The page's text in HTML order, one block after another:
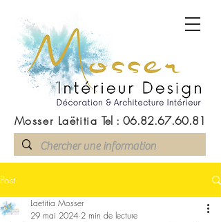
Mosser Laëtitia Tel : 06.82.67.60.81
Post
Laetitia Mosser
29 mai 2024 2 min de lecture